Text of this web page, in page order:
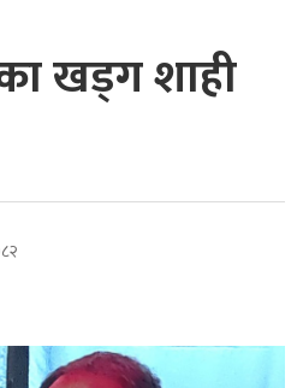
खड्ग शाही